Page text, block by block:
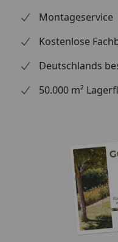
Montageservice
Kostenlose
Deutschlands
50.000 m²